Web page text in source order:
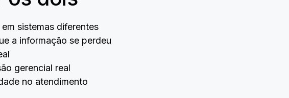
sistemas diferentes
a informação se perdeu
gerencial real
no atendimento